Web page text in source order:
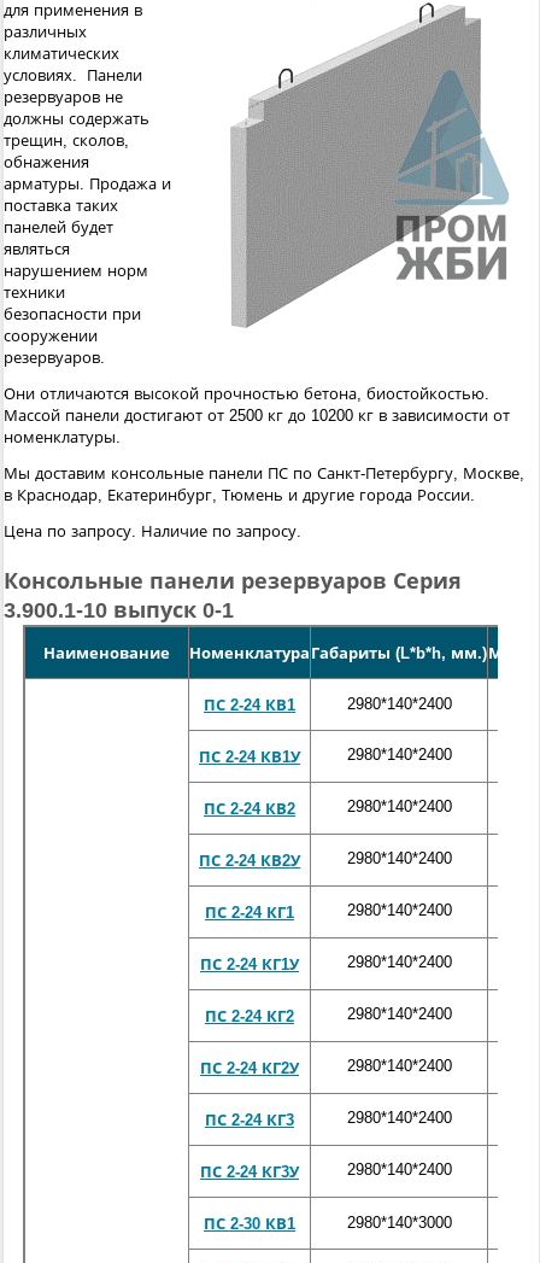
для применения в
различных
климатических
условиях. Панели
резервуаров не
должны содержать
трещин, сколов,
обнажения
арматуры. Продажа и
поставка таких
панелей будет
являться
нарушением норм
техники
безопасности при
сооружении
резервуаров.
Они отличаются высокой прочностью бетона, биостойкостью.
Массой панели достигают от 2500 кг до 10200 кг в зависимости от
номенклатуры.
Мы доставим консольные панели ПС по Санкт-Петербургу, Москве,
в Краснодар, Екатеринбург, Тюмень и другие города России.
Цена по запросу. Наличие по запросу.
Консольные панели резервуаров Серия
3.900.1-10 выпуск 0-1
Наименование Номенклатура Габариты (L*b*h, мм.)Масса
ПС 2-24 КВ1 2980*140*2400
ПС 2-24 КВ1У 2980*140*2400
ПС 2-24 КВ2 2980*140*2400
ПС 2-24 КВ2У 2980*140*2400
ПС 2-24 КГ1 2980*140*2400
ПС 2-24 КГ1У 2980*140*2400
ПС 2-24 КГ2 2980*140*2400
ПС 2-24 КГ2У 2980*140*2400
ПС 2-24 КГ3 2980*140*2400
ПС 2-24 КГ3У 2980*140*2400
ПС 2-30 КВ1 2980*140*3000